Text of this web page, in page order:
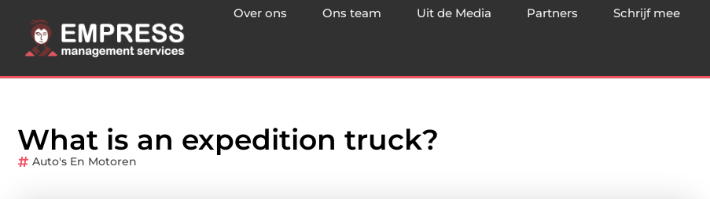
Over ons Ons team Uit de Media Partners Schrijf mee
What is an expedition truck?
Auto's En Motoren